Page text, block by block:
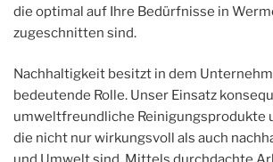
die optimal auf Ihre Bedürfnisse in
zugeschnitten sind.
Nachhaltigkeit besitzt in dem
bedeutende Rolle. Unser Einsatz
umweltfreundliche Reinigungsprodukte
die nicht nur wirkungsvoll als auch